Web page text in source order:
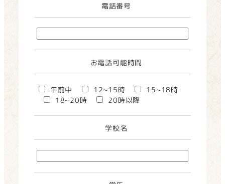
電話番号
お電話可能時間
午前中 12~15時
15~18時
18~20時
20時以降
学校名